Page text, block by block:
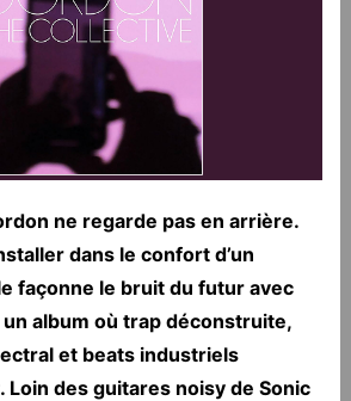
ne regarde pas en arrière.
dans le confort d’un
façonne le bruit du futur avec
un album où trap déconstruite,
et beats industriels
Loin des guitares noisy de Sonic